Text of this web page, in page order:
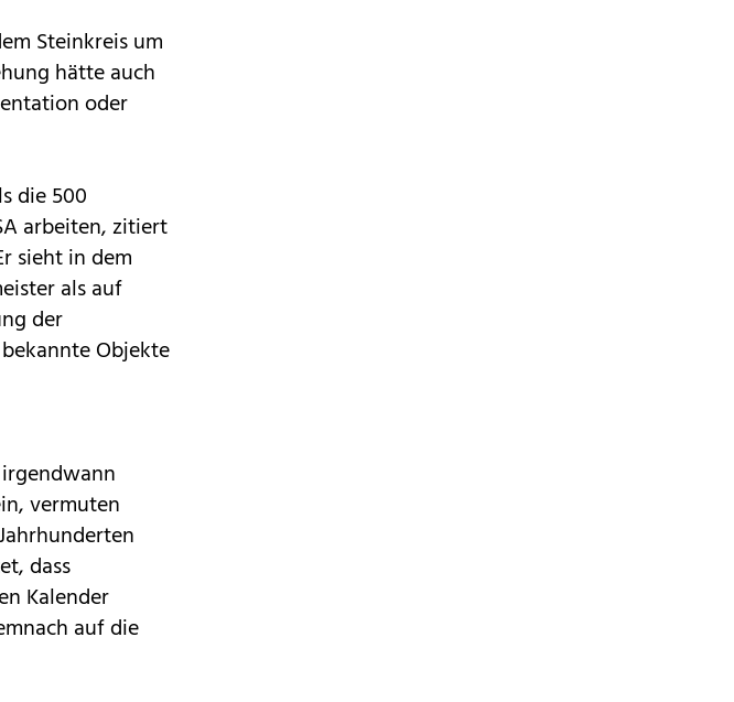
Steinkreis um
hätte auch
oder
die 500
arbeiten, zitiert
sieht in dem
als auf
der
Objekte
vermuten
dass
Kalender
auf die